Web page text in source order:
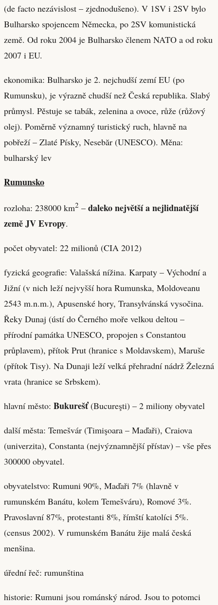
(de facto nezávislost – zjednodušeno). V 1SV i 2SV bylo
Bulharsko spojencem Německa, po 2SV komunistická
země. Od roku 2004 je Bulharsko členem NATO a od roku
2007 i EU.
ekonomika: Bulharsko je 2. nejchudší zemí EU (po
Rumunsku), je výrazně chudší než Česká republika. Slabý
průmysl. Pěstuje se tabák, zelenina a ovoce, růže (růžový
olej). Poměrně významný turistický ruch, hlavně na
pobřeží – Zlaté Písky, Nesebăr (UNESCO). Měna:
bulharský lev
Rumunsko
rozloha: 238000 km2 – daleko největší a nejlidnatější
země JV Evropy.
počet obyvatel: 22 milionů (CIA 2012)
fyzická geografie: Valašská nížina. Karpaty – Východní a
Jižní (v nich leží nejvyšší hora Rumunska, Moldoveanu
2543 m.n.m.), Apusenské hory, Transylvánská vysočina.
Řeky Dunaj (ústí do Černého moře velkou deltou –
přírodní památka UNESCO, propojen s Constantou
průplavem), přítok Prut (hranice s Moldavskem), Maruše
(přítok Tisy). Na Dunaji leží velká přehradní nádrž Železná
vrata (hranice se Srbskem).
hlavní město: Bukurešť(Bucureşti) – 2 miliony obyvatel
další města: Temešvár (Timişoara – Maďaři), Craiova
(univerzita), Constanta (nejvýznamnější přístav) – vše přes
300000 obyvatel.
obyvatelstvo: Rumuni 90%, Maďaři 7% (hlavně v
rumunském Banátu, kolem Temešváru), Romové 3%.
Pravoslavní 87%, protestanti 8%, římští katolíci 5%.
(census 2002). V rumunském Banátu žije malá česká
menšina.
úřední řeč: rumunština
historie: Rumuni jsou románský národ. Jsou to potomci